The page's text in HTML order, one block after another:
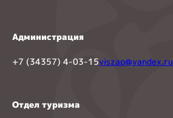
Администрация
+7 (34357) 4-03-15viszap@yandex.ru
Отдел туризма